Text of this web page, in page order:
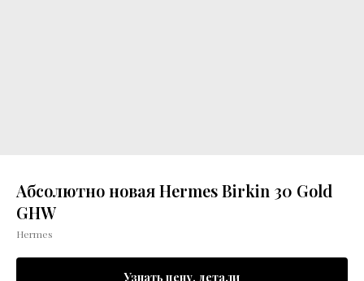
Абсолютно новая Hermes Birkin 30 Gold
GHW
Hermes
Узнать цену, детали